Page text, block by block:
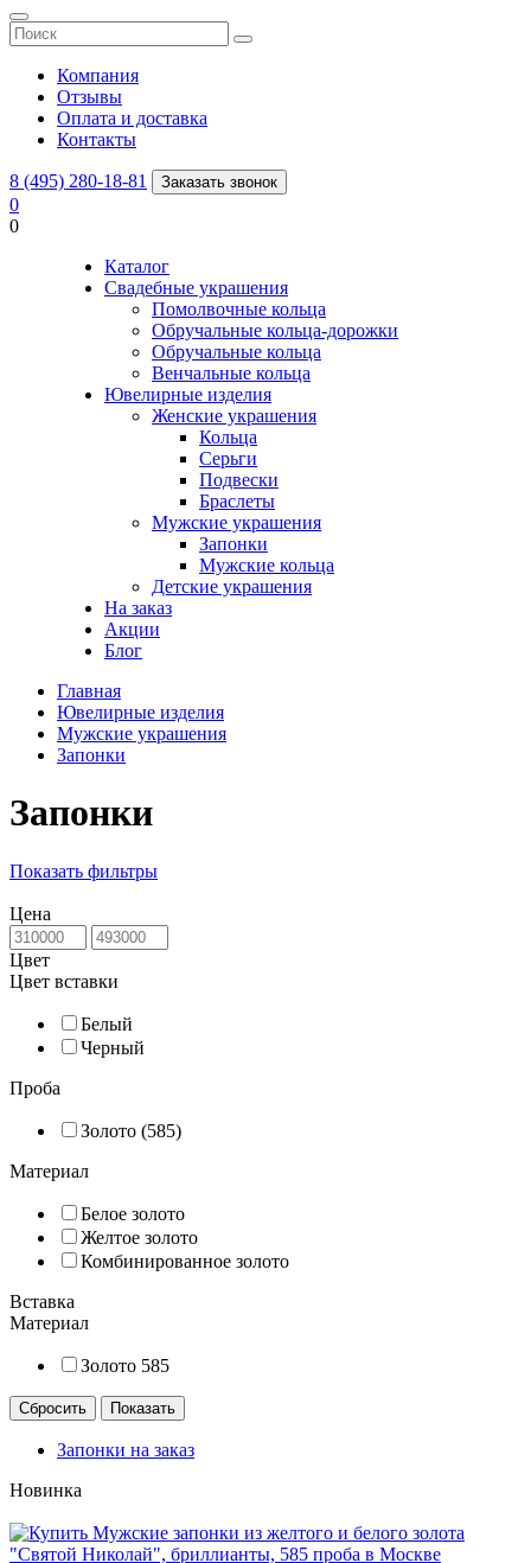
Компания
Отзывы
Оплата и доставка
Контакты
8 (495) 280-18-81 Заказать звонок
0
0
Каталог
Свадебные украшения
Помолвочные кольца
Обручальные кольца-дорожки
Обручальные кольца
Венчальные кольца
Ювелирные изделия
Женские украшения
Кольца
Серьги
Подвески
Браслеты
Мужские украшения
Запонки
Мужские кольца
Детские украшения
На заказ
Акции
Блог
Главная
Ювелирные изделия
Мужские украшения
Запонки
Запонки
Показать фильтры
Цена
Цвет
Цвет вставки
Белый
Черный
Проба
Золото (585)
Материал
Белое золото
Желтое золото
Комбинированное золото
Вставка
Материал
Золото 585
Запонки на заказ
Новинка